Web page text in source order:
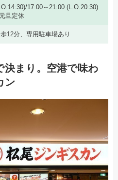
17:00～21:00 (L.O.20:30)
旦定休
12分、専用駐車場あり
決まり。空港で味わ
ン